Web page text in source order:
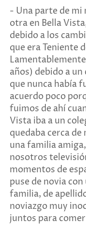
- Una parte de mi
otra en Bella
debido a los
que era Teniente
años) debido a
que nunca había
acuerdo poco
fuimos de ahí
Vista iba a un
quedaba cerca de
una familia
nosotros
momentos de
puse de novia
familia, de
noviazgo muy
juntos para